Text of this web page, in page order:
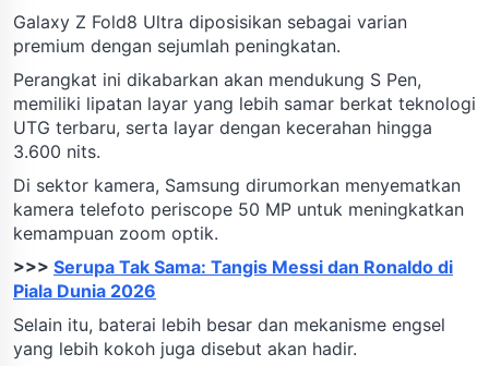
Galaxy Z Fold8 Ultra diposisikan sebagai varian
premium dengan sejumlah peningkatan.
Perangkat ini dikabarkan akan mendukung S Pen,
memiliki lipatan layar yang lebih samar berkat teknologi
UTG terbaru, serta layar dengan kecerahan hingga
3.600 nits.
Di sektor kamera, Samsung dirumorkan menyematkan
kamera telefoto periscope 50 MP untuk meningkatkan
kemampuan zoom optik.
>>> Serupa Tak Sama: Tangis Messi dan Ronaldo di
Piala Dunia 2026
Selain itu, baterai lebih besar dan mekanisme engsel
yang lebih kokoh juga disebut akan hadir.